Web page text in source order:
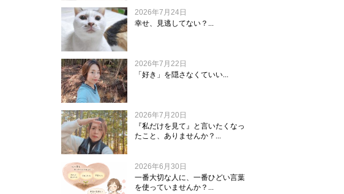
2026年7月24日
幸せ、見逃してない？...
2026年7月22日
「好き」を隠さなくていい...
2026年7月20日
『私だけを見て』と言いたくなっ
たこと、ありませんか？...
2026年6月30日
一番大切な人に、一番ひどい言葉
を使っていませんか？...